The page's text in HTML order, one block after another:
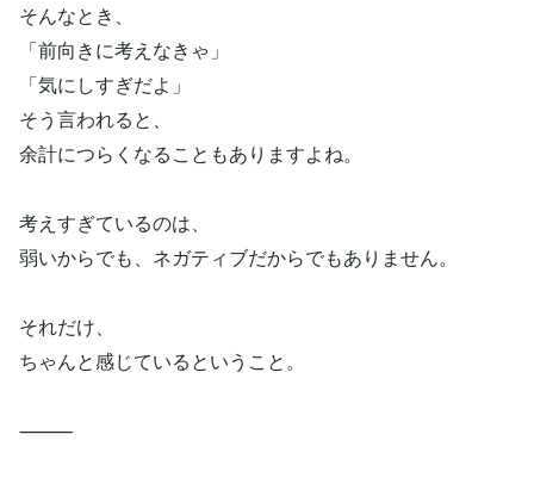
そんなとき、
「前向きに考えなきゃ」
「気にしすぎだよ」
そう言われると、
余計につらくなることもありますよね。
考えすぎているのは、
弱いからでも、ネガティブだからでもありません。
それだけ、
ちゃんと感じているということ。
⸻